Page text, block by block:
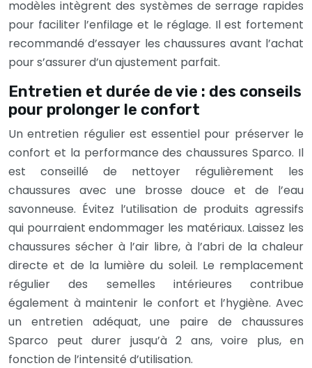
modèles intègrent des systèmes de serrage rapides
pour faciliter l’enfilage et le réglage. Il est fortement
recommandé d’essayer les chaussures avant l’achat
pour s’assurer d’un ajustement parfait.
Entretien et durée de vie : des conseils
pour prolonger le confort
Un entretien régulier est essentiel pour préserver le
confort et la performance des chaussures Sparco. Il
est conseillé de nettoyer régulièrement les
chaussures avec une brosse douce et de l’eau
savonneuse. Évitez l’utilisation de produits agressifs
qui pourraient endommager les matériaux. Laissez les
chaussures sécher à l’air libre, à l’abri de la chaleur
directe et de la lumière du soleil. Le remplacement
régulier des semelles intérieures contribue
également à maintenir le confort et l’hygiène. Avec
un entretien adéquat, une paire de chaussures
Sparco peut durer jusqu’à 2 ans, voire plus, en
fonction de l’intensité d’utilisation.